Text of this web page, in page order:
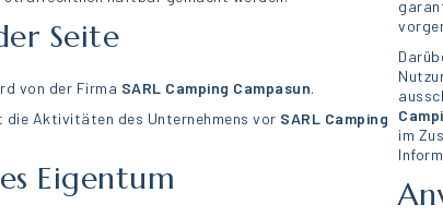
Seite
von der Firma SARL Camping Campasun.
die Aktivitäten des Unternehmens vor SARL Camping
Eigentum
im